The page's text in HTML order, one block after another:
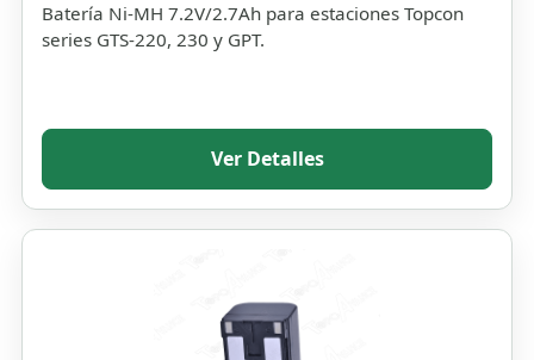
Batería Ni-MH 7.2V/2.7Ah para estaciones Topcon
series GTS-220, 230 y GPT.
Ver Detalles